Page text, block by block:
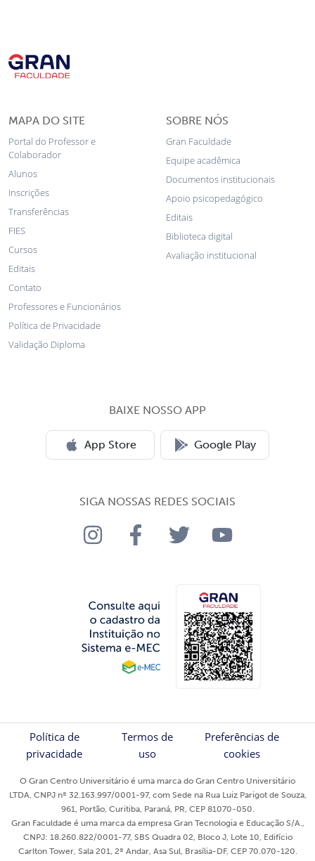
MAPA DO SITE
Portal do Professor e
Colaborador
Alunos
Inscrições
Transferências
FIES
Cursos
Editais
Contato
Professores e Funcionários
Política de Privacidade
Validação Diploma
SOBRE NÓS
Gran Faculdade
Equipe acadêmica
Documentos institucionais
Apoio psicopedagógico
Editais
Biblioteca digital
Avaliação institucional
BAIXE NOSSO APP
App Store Google Play
SIGA NOSSAS REDES SOCIAIS
Política de
privacidade
Termos de
uso
Preferências de
cookies
O Gran Centro Universitário é uma marca do Gran Centro Universitário
LTDA, CNPJ nº 32.163.997/0001-97, com Sede na Rua Luiz Parigot de Souza,
961, Portão, Curitiba, Paraná, PR, CEP 81070-050.
Gran Faculdade é uma marca da empresa Gran Tecnologia e Educação S/A.,
CNPJ: 18.260.822/0001-77, SBS Quadra 02, Bloco J, Lote 10, Edifício
Carlton Tower, Sala 201, 2º Andar, Asa Sul, Brasília-DF, CEP 70.070-120.